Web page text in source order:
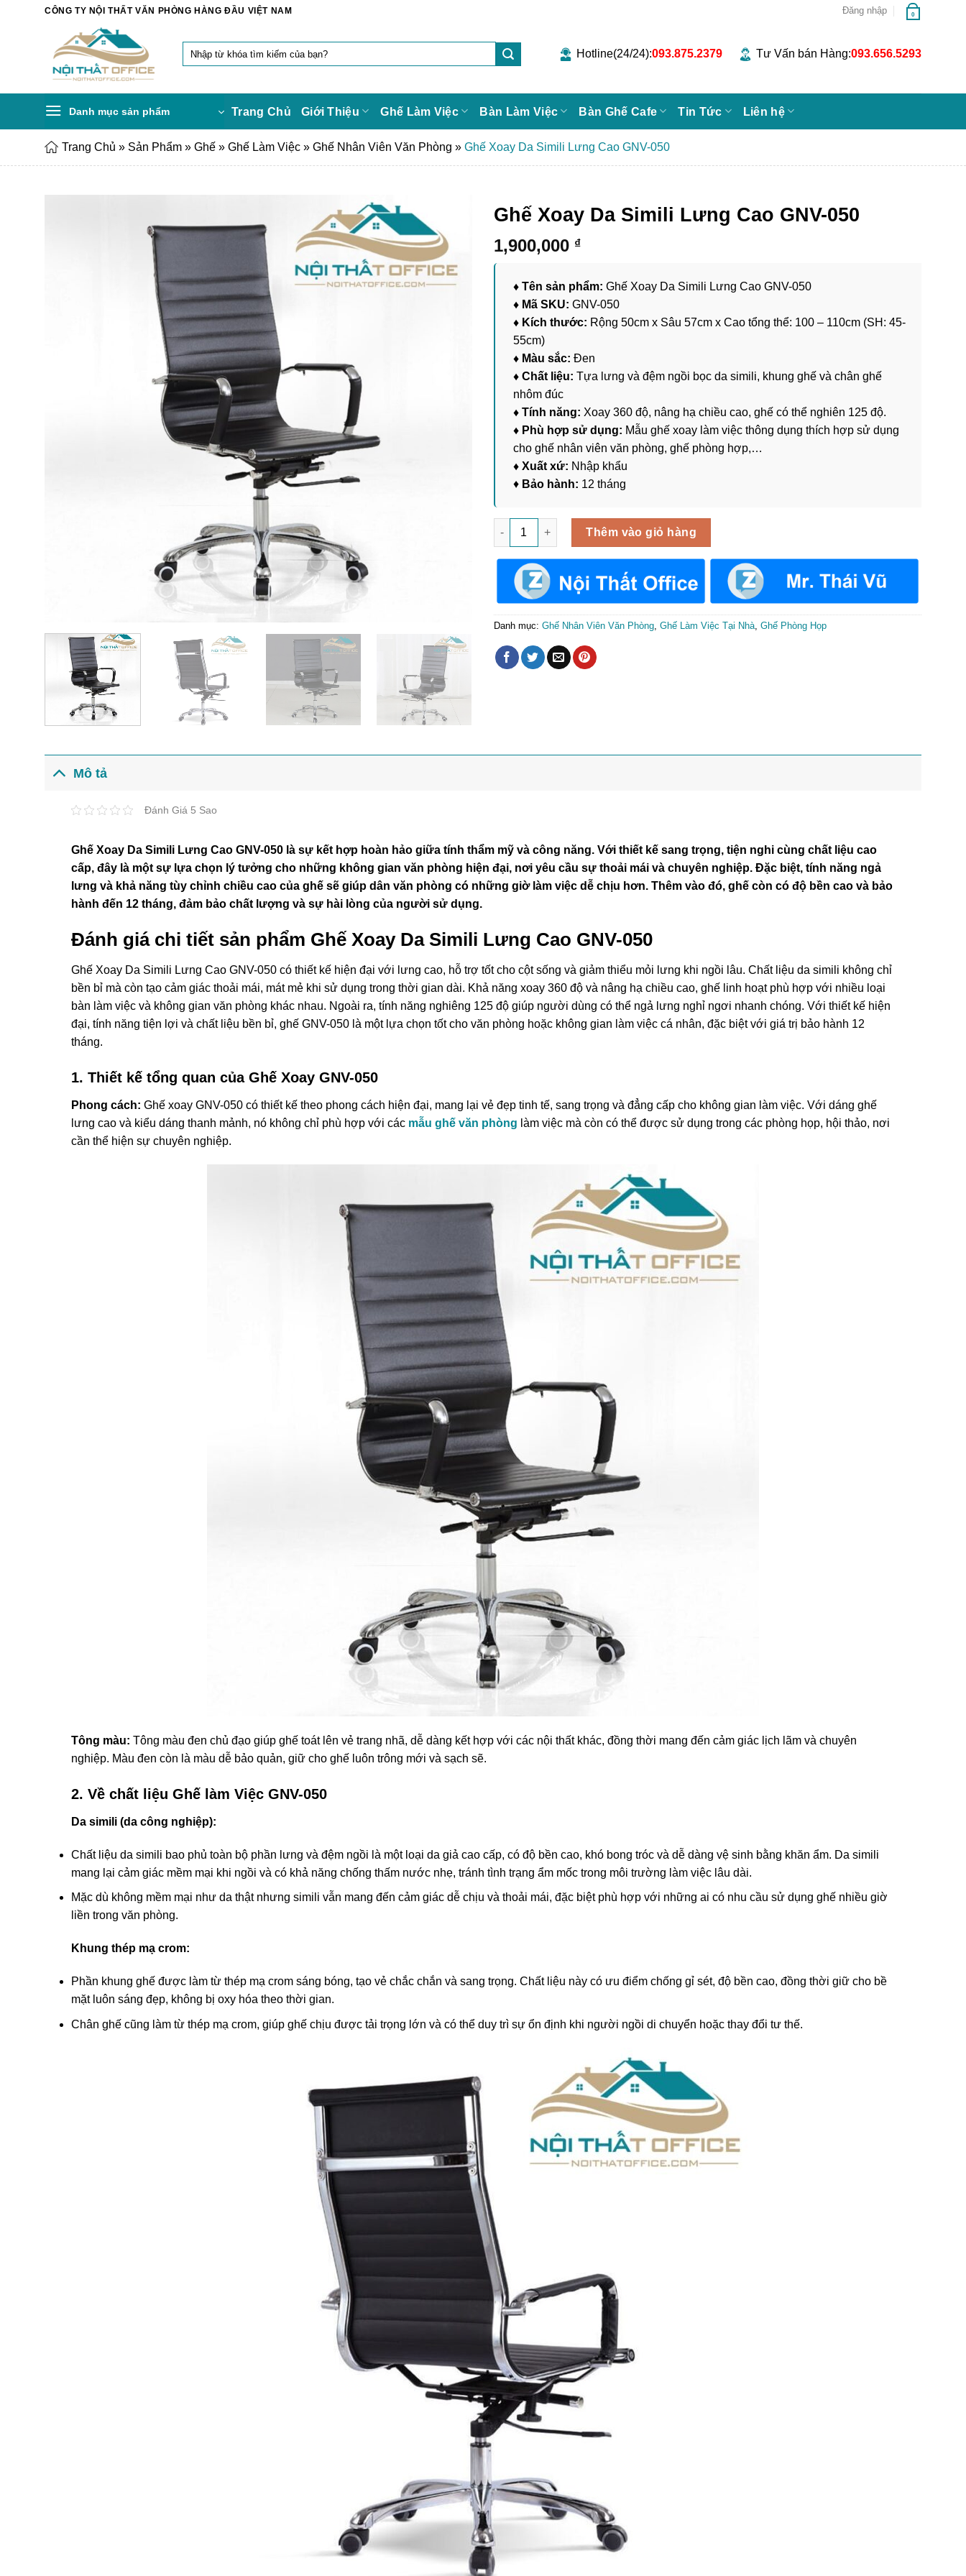
CÔNG TY NỘI THẤT VĂN PHÒNG HÀNG ĐẦU VIỆT NAM Đăng nhập 0
kiếm:
Hotline(24/24):093.875.2379 Tư Vấn bán Hàng:093.656.5293
Danh mục sản phẩm Trang Chủ Giới Thiệu Ghế Làm Việc Bàn Làm Việc Bàn Ghế Cafe Tin Tức Liên hệ
Trang Chủ » Sản Phẩm » Ghế » Ghế Làm Việc » Ghế Nhân Viên Văn Phòng » Ghế Xoay Da Simili Lưng Cao GNV-050
Ghế Xoay Da Simili Lưng Cao GNV-050
1,900,000 ₫
♦ Tên sản phẩm: Ghế Xoay Da Simili Lưng Cao GNV-050
♦ Mã SKU: GNV-050
♦ Kích thước: Rộng 50cm x Sâu 57cm x Cao tổng thể: 100 – 110cm (SH: 45-
55cm)
♦ Màu sắc: Đen
♦ Chất liệu: Tựa lưng và đệm ngồi bọc da simili, khung ghế và chân ghế
nhôm đúc
♦ Tính năng: Xoay 360 độ, nâng hạ chiều cao, ghế có thể nghiên 125 độ.
♦ Phù hợp sử dụng: Mẫu ghế xoay làm việc thông dụng thích hợp sử dụng
cho ghế nhân viên văn phòng, ghế phòng hợp,…
♦ Xuất xứ: Nhập khẩu
♦ Bảo hành: 12 tháng
Ghế Xoay Da Simili Lưng Cao GNV-050 số lượng
Thêm vào giỏ hàng
Danh mục: Ghế Nhân Viên Văn Phòng Ghế Làm Việc Tại Nhà Ghế Phòng Họp
Mô tả
Đánh Giá 5 Sao
Ghế Xoay Da Simili Lưng Cao GNV-050 là sự kết hợp hoàn hảo giữa tính thẩm mỹ và công năng. Với thiết kế sang trọng, tiện nghi cùng chất liệu cao
cấp, đây là một sự lựa chọn lý tưởng cho những không gian văn phòng hiện đại, nơi yêu cầu sự thoải mái và chuyên nghiệp. Đặc biệt, tính năng ngả
lưng và khả năng tùy chỉnh chiều cao của ghế sẽ giúp dân văn phòng có những giờ làm việc dễ chịu hơn. Thêm vào đó, ghế còn có độ bền cao và bảo
hành đến 12 tháng, đảm bảo chất lượng và sự hài lòng của người sử dụng.
Đánh giá chi tiết sản phẩm Ghế Xoay Da Simili Lưng Cao GNV-050
Ghế Xoay Da Simili Lưng Cao GNV-050 có thiết kế hiện đại với lưng cao, hỗ trợ tốt cho cột sống và giảm thiểu mỏi lưng khi ngồi lâu. Chất liệu da simili không chỉ
bền bỉ mà còn tạo cảm giác thoải mái, mát mẻ khi sử dụng trong thời gian dài. Khả năng xoay 360 độ và nâng hạ chiều cao, ghế linh hoạt phù hợp với nhiều loại
bàn làm việc và không gian văn phòng khác nhau. Ngoài ra, tính năng nghiêng 125 độ giúp người dùng có thể ngả lưng nghỉ ngơi nhanh chóng. Với thiết kế hiện
đại, tính năng tiện lợi và chất liệu bền bỉ, ghế GNV-050 là một lựa chọn tốt cho văn phòng hoặc không gian làm việc cá nhân, đặc biệt với giá trị bảo hành 12
tháng.
1. Thiết kế tổng quan của Ghế Xoay GNV-050
Phong cách: Ghế xoay GNV-050 có thiết kế theo phong cách hiện đại, mang lại vẻ đẹp tinh tế, sang trọng và đẳng cấp cho không gian làm việc. Với dáng ghế
lưng cao và kiểu dáng thanh mảnh, nó không chỉ phù hợp với các mẫu ghế văn phòng làm việc mà còn có thể được sử dụng trong các phòng họp, hội thảo, nơi
cần thể hiện sự chuyên nghiệp.
Tông màu: Tông màu đen chủ đạo giúp ghế toát lên vẻ trang nhã, dễ dàng kết hợp với các nội thất khác, đồng thời mang đến cảm giác lịch lãm và chuyên
nghiệp. Màu đen còn là màu dễ bảo quản, giữ cho ghế luôn trông mới và sạch sẽ.
2. Về chất liệu Ghế làm Việc GNV-050
Da simili (da công nghiệp):
Chất liệu da simili bao phủ toàn bộ phần lưng và đệm ngồi là một loại da giả cao cấp, có độ bền cao, khó bong tróc và dễ dàng vệ sinh bằng khăn ẩm. Da simili
mang lại cảm giác mềm mại khi ngồi và có khả năng chống thấm nước nhẹ, tránh tình trạng ẩm mốc trong môi trường làm việc lâu dài.
Mặc dù không mềm mại như da thật nhưng simili vẫn mang đến cảm giác dễ chịu và thoải mái, đặc biệt phù hợp với những ai có nhu cầu sử dụng ghế nhiều giờ
liền trong văn phòng.
Khung thép mạ crom:
Phần khung ghế được làm từ thép mạ crom sáng bóng, tạo vẻ chắc chắn và sang trọng. Chất liệu này có ưu điểm chống gỉ sét, độ bền cao, đồng thời giữ cho bề
mặt luôn sáng đẹp, không bị oxy hóa theo thời gian.
Chân ghế cũng làm từ thép mạ crom, giúp ghế chịu được tải trọng lớn và có thể duy trì sự ổn định khi người ngồi di chuyển hoặc thay đổi tư thế.